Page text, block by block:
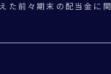
た前々期末の配当金に